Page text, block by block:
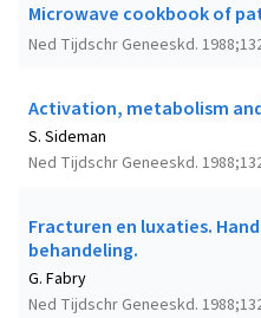
Microwave cookbook of
Ned Tijdschr Geneeskd.
Activation, metabolism
Ned Tijdschr Geneeskd.
S. Sideman
Fracturen en luxaties.
behandeling.
Ned Tijdschr Geneeskd.
G. Fabry